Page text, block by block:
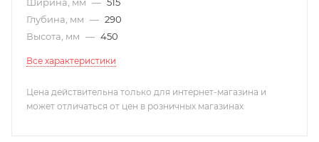
Глубина, мм — 290
Высота, мм — 450
Все характеристики
Цена действительна только для интернет-магазина и
может отличаться от цен в розничных магазинах